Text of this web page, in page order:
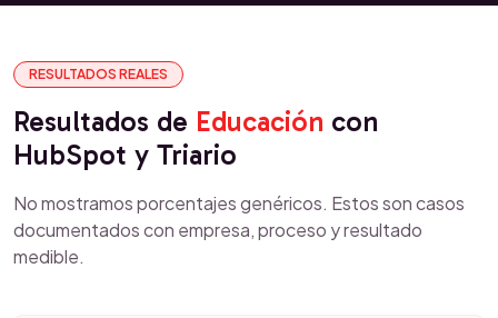
RESULTADOS REALES
Resultados de Educación con
HubSpot y Triario
No mostramos porcentajes genéricos. Estos son casos
documentados con empresa, proceso y resultado
medible.